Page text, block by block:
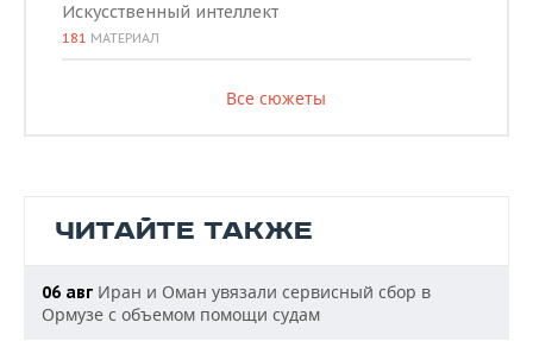
Искусственный интеллект
181 МАТЕРИАЛ
Все сюжеты
ЧИТАЙТЕ ТАКЖЕ
06 авг Иран и Оман увязали сервисный сбор в
Ормузе с объемом помощи судам